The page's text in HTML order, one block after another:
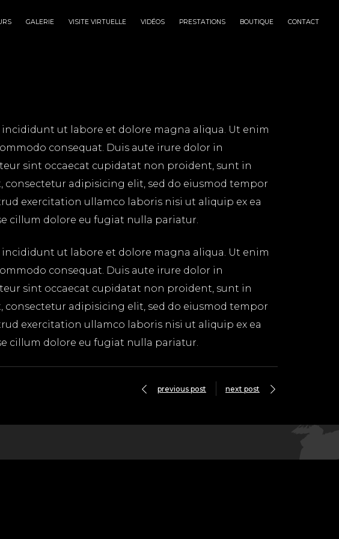
GALERIE VISITE VIRTUELLE VIDÉOS PRESTATIONS BOUTIQUE CONTACT
ut labore et dolore magna aliqua. Ut enim
consequat. Duis aute irure dolor in
sint occaecat cupidatat non proident, sunt in
adipisicing elit, sed do eiusmod tempor
exercitation ullamco laboris nisi ut aliquip ex ea
cillum dolore eu fugiat nulla pariatur.
ut labore et dolore magna aliqua. Ut enim
consequat. Duis aute irure dolor in
sint occaecat cupidatat non proident, sunt in
adipisicing elit, sed do eiusmod tempor
exercitation ullamco laboris nisi ut aliquip ex ea
cillum dolore eu fugiat nulla pariatur.
previous post next post